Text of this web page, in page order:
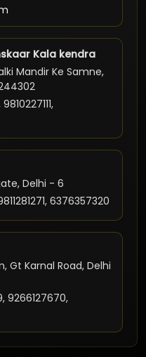
Kala kendra
Mandir Ke Samne,
Delhi - 6
6376357320
Gt Karnal Road, Delhi
9266127670,